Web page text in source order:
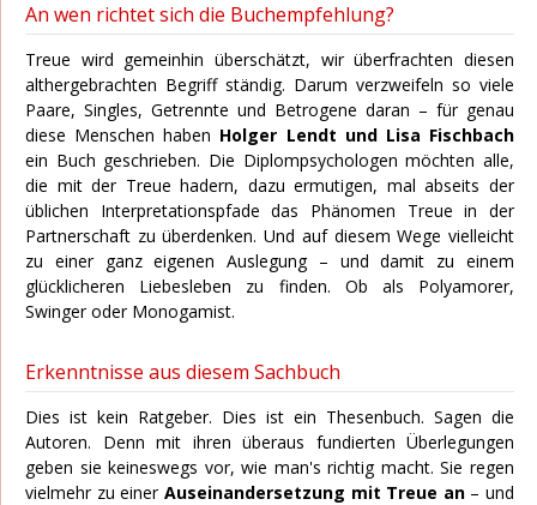
An wen richtet sich die Buchempfehlung?
Treue wird gemeinhin überschätzt, wir überfrachten diesen
althergebrachten Begriff ständig. Darum verzweifeln so viele
Paare, Singles, Getrennte und Betrogene daran – für genau
diese Menschen haben Holger Lendt und Lisa Fischbach
ein Buch geschrieben. Die Diplompsychologen möchten alle,
die mit der Treue hadern, dazu ermutigen, mal abseits der
üblichen Interpretationspfade das Phänomen Treue in der
Partnerschaft zu überdenken. Und auf diesem Wege vielleicht
zu einer ganz eigenen Auslegung – und damit zu einem
glücklicheren Liebesleben zu finden. Ob als Polyamorer,
Swinger oder Monogamist.
Erkenntnisse aus diesem Sachbuch
Dies ist kein Ratgeber. Dies ist ein Thesenbuch. Sagen die
Autoren. Denn mit ihren überaus fundierten Überlegungen
geben sie keineswegs vor, wie man's richtig macht. Sie regen
vielmehr zu einer Auseinandersetzung mit Treue an– und